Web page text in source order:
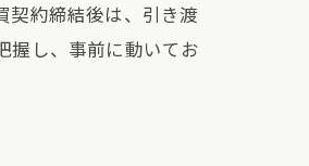
契約締結後は、引き渡
握し、事前に動いてお